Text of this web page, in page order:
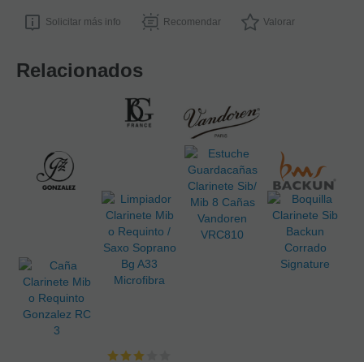
Solicitar más info Recomendar Valorar
Relacionados